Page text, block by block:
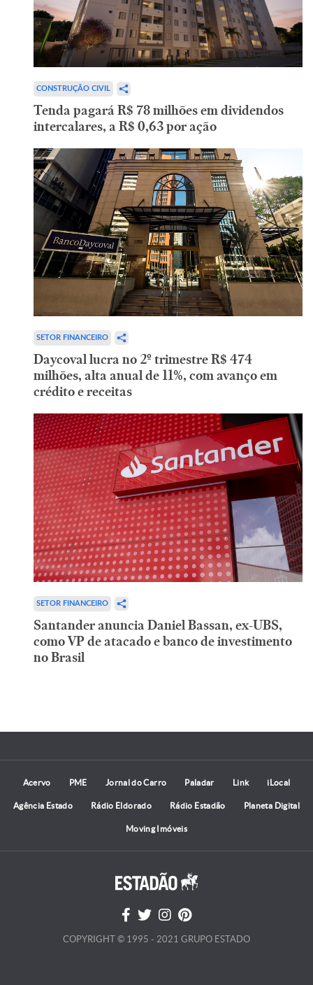
CONSTRUÇÃO CIVIL
Tenda pagará R$ 78 milhões em dividendos
intercalares, a R$ 0,63 por ação
SETOR FINANCEIRO
Daycoval lucra no 2º trimestre R$ 474
milhões, alta anual de 11%, com avanço em
crédito e receitas
SETOR FINANCEIRO
Santander anuncia Daniel Bassan, ex-UBS,
como VP de atacado e banco de investimento
no Brasil
Acervo PME Jornal do Carro Paladar Link iLocal
Agência Estado Rádio Eldorado Rádio Estadão Planeta Digital
Moving Imóveis
COPYRIGHT © 1995 - 2021 GRUPO ESTADO